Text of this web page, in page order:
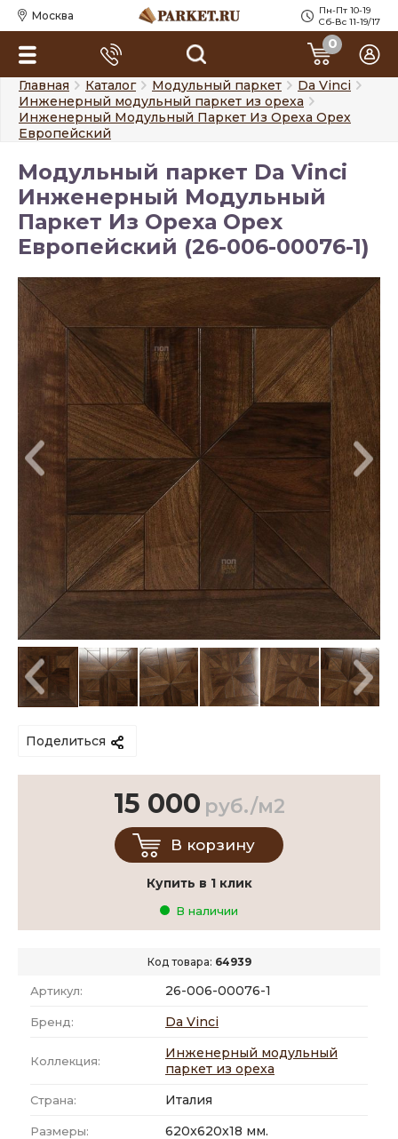
Москва
Пн-Пт 10-19
Сб-Вс 11-19/17
0
Главная Каталог Модульный паркет
Da Vinci
Инженерный модульный паркет из ореха
Инженерный Модульный Паркет Из Ореха Орех
Европейский
Модульный паркет Da Vinci
Инженерный Модульный
Паркет Из Ореха Орех
Европейский (26-006-00076-1)
Поделиться
Код товара: 64939
Артикул: 26-006-00076-1
Бренд: Da Vinci
Коллекция:
Инженерный модульный
паркет из ореха
Страна: Италия
Размеры: 620x620x18 мм.
15 000 руб./м2
В корзину
Купить в 1 клик
В наличии